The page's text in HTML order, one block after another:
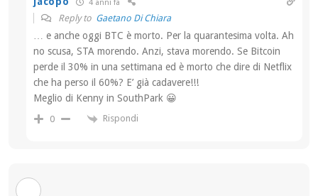
4 anni fa
Reply to Gaetano Di Chiara
… e anche oggi BTC è morto. Per la quarantesima volta. Ah
no scusa, STA morendo. Anzi, stava morendo. Se Bitcoin
perde il 30% in una settimana ed è morto che dire di Netflix
che ha perso il 60%? E’ già cadavere!!!
Meglio di Kenny in SouthPark 😀
0 Rispondi